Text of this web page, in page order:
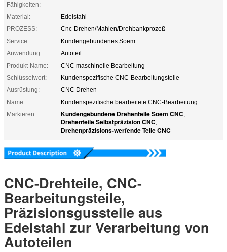
Fähigkeiten:
Material:
Edelstahl
PROZESS:
Cnc-Drehen/Mahlen/Drehbankprozeß
Service:
Kundengebundenes Soem
Anwendung:
Autoteil
Produkt-Name:
CNC maschinelle Bearbeitung
Schlüsselwort:
Kundenspezifische CNC-Bearbeitungsteile
Ausrüstung:
CNC Drehen
Name:
Kundenspezifische bearbeitete CNC-Bearbeitung
Markieren:
Kundengebundene Drehenteile Soem CNC,
Drehenteile Selbstpräzision CNC,
Drehenpräzisions-werfende Teile CNC
CNC-Drehteile, CNC-
Bearbeitungsteile,
Präzisionsgussteile aus
Edelstahl zur Verarbeitung von
Autoteilen